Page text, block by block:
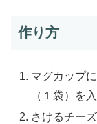
作り方
マグカップ
（１袋）を
さけるチー